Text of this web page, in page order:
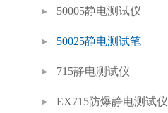
50005静电测试仪
50025静电测试笔
715静电测试仪
EX715防爆静电测试仪